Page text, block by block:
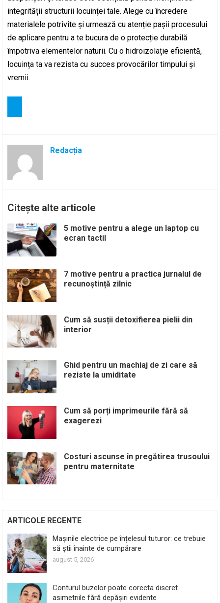
integrității structurii locuinței tale. Alege cu încredere
materialele potrivite și urmează cu atenție pașii procesului
de aplicare pentru a te bucura de o protecție durabilă
împotriva elementelor naturii. Cu o hidroizolație eficientă,
locuința ta va rezista cu succes provocărilor timpului și
vremii.
Redacția
Citește alte articole
5 motive pentru a alege un laptop cu
ecran tactil
7 motive pentru a practica jurnalul de
recunoștință zilnic
Cum să susții detoxifierea pielii din
interior
Ghid pentru un machiaj de zi care să
reziste la umiditate
Cum să porți imprimeurile fără să
exagerezi
Costuri ascunse în pregătirea trusoului
pentru maternitate
ARTICOLE RECENTE
Mașinile electrice pe înțelesul tuturor: ce trebuie
să știi înainte de cumpărare
august 5, 2026
Conturul buzelor poate corecta discret
asimetriile fără depășiri evidente